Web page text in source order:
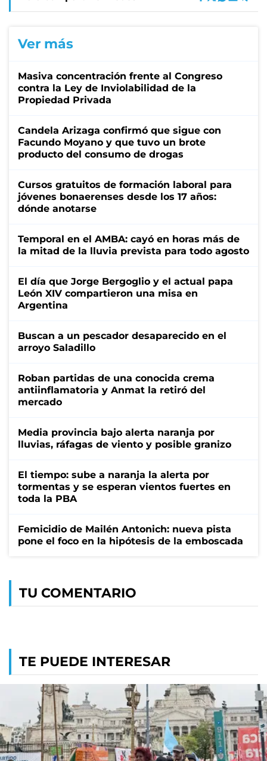
Ver más
Masiva concentración frente al Congreso
contra la Ley de Inviolabilidad de la
Propiedad Privada
Candela Arizaga confirmó que sigue con
Facundo Moyano y que tuvo un brote
producto del consumo de drogas
Cursos gratuitos de formación laboral para
jóvenes bonaerenses desde los 17 años:
dónde anotarse
Temporal en el AMBA: cayó en horas más de
la mitad de la lluvia prevista para todo agosto
El día que Jorge Bergoglio y el actual papa
León XIV compartieron una misa en
Argentina
Buscan a un pescador desaparecido en el
arroyo Saladillo
Roban partidas de una conocida crema
antiinflamatoria y Anmat la retiró del
mercado
Media provincia bajo alerta naranja por
lluvias, ráfagas de viento y posible granizo
El tiempo: sube a naranja la alerta por
tormentas y se esperan vientos fuertes en
toda la PBA
Femicidio de Mailén Antonich: nueva pista
pone el foco en la hipótesis de la emboscada
TU COMENTARIO
TE PUEDE INTERESAR